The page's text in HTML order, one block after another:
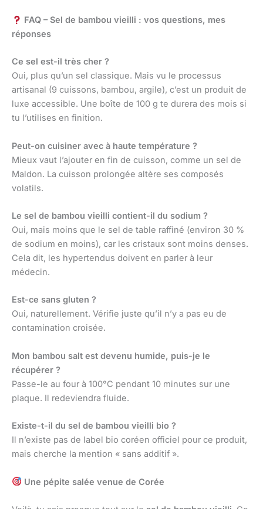
FAQ – Sel de bambou vieilli : vos questions, mes
réponses
Ce sel est-il très cher ?
Oui, plus qu’un sel classique. Mais vu le processus
artisanal (9 cuissons, bambou, argile), c’est un produit de
luxe accessible. Une boîte de 100 g te durera des mois si
tu l’utilises en finition.
Peut-on cuisiner avec à haute température ?
Mieux vaut l’ajouter en fin de cuisson, comme un sel de
Maldon. La cuisson prolongée altère ses composés
volatils.
Le sel de bambou vieilli contient-il du sodium ?
Oui, mais moins que le sel de table raffiné (environ 30 %
de sodium en moins), car les cristaux sont moins denses.
Cela dit, les hypertendus doivent en parler à leur
médecin.
Est-ce sans gluten ?
Oui, naturellement. Vérifie juste qu’il n’y a pas eu de
contamination croisée.
Mon bambou salt est devenu humide, puis-je le
récupérer ?
Passe-le au four à 100°C pendant 10 minutes sur une
plaque. Il redeviendra fluide.
Existe-t-il du sel de bambou vieilli bio ?
Il n’existe pas de label bio coréen officiel pour ce produit,
mais cherche la mention « sans additif ».
Une pépite salée venue de Corée